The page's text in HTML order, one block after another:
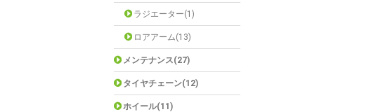
ラジエーター(1)
ロアアーム(13)
メンテナンス(27)
タイヤチェーン(12)
ホイール(11)